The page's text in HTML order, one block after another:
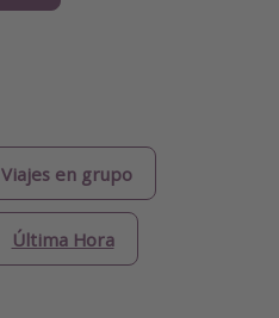
Viajes en grupo
Última Hora